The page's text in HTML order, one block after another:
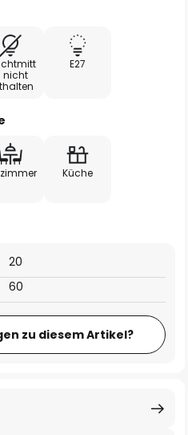
nicht
E27
Küche
20
60
zu diesem Artikel?